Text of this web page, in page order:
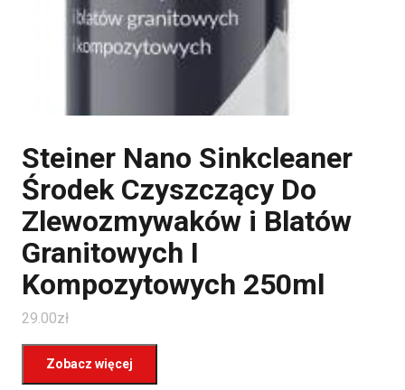
Steiner Nano Sinkcleaner
Środek Czyszczący Do
Zlewozmywaków i Blatów
Granitowych I
Kompozytowych 250ml
29.00zł
Zobacz więcej